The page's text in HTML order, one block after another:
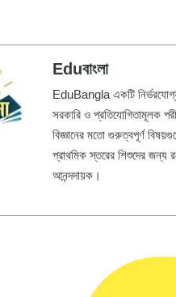
Eduবাংলা
EduBangla একটি
সরকারি ও প্রতিযোগিতামূলক
বিজ্ঞানের মতো গুরুত্বপূর্ণ
প্রাথমিক স্তরের শিশুদের জন্য
আনন্দদায়ক।